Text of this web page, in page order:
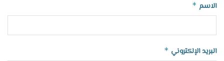
الاسم *
البريد الإلكتروني *